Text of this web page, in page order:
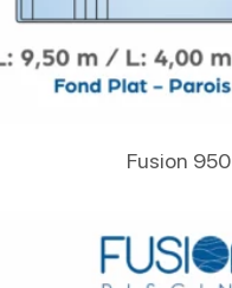
Fusion 950